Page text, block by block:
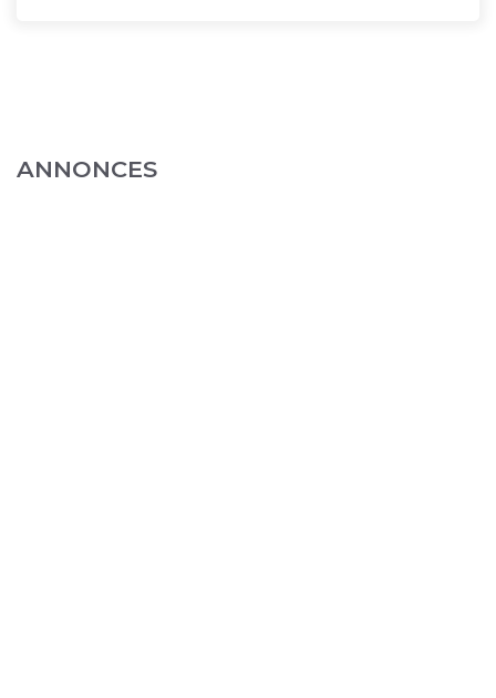
ANNONCES